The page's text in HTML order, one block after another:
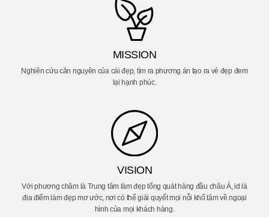
MISSION
Nghiên cứu căn nguyên của cái đẹp, tìm ra phương án tạo ra vẻ đẹp đem
lại hạnh phúc.
VISION
Với phương châm là Trung tâm làm đẹp tổng quát hàng đầu châu Á, id là
địa điểm làm đẹp mơ ước, nơi có thể giải quyết mọi nỗi khổ tâm về ngoại
hình của mọi khách hàng.